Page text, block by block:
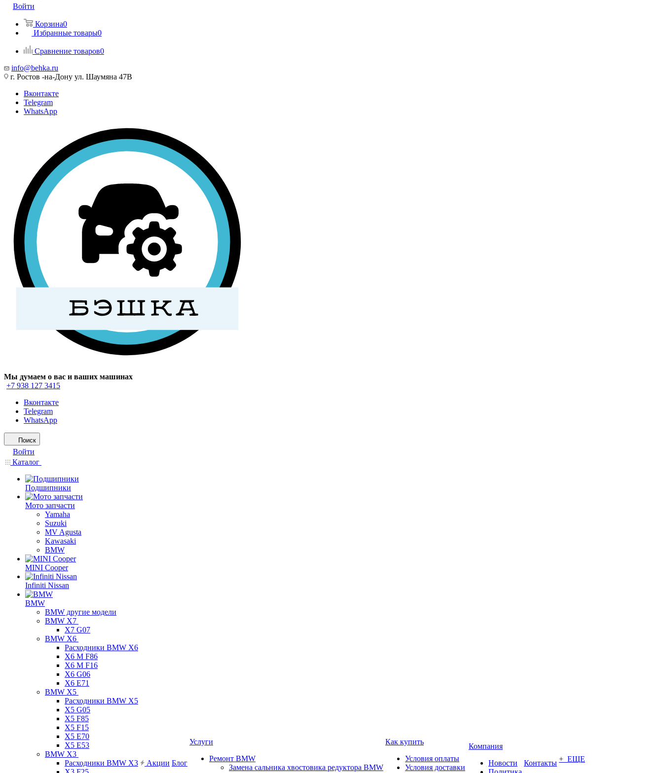
Войти
Корзина0
Избранные товары0
Сравнение товаров0
info@behka.ru
г. Ростов -на-Дону ул. Шаумяна 47В
Вконтакте
Telegram
WhatsApp
Мы думаем о вас и ваших машинах
+7 938 127 3415
Вконтакте
Telegram
WhatsApp
Поиск
Войти
Каталог
Подшипники
Мото запчасти
Yamaha
Suzuki
MV Agusta
Kawasaki
BMW
MINI Cooper
Infiniti Nissan
BMW
BMW другие модели
BMW X7
X7 G07
BMW X6
Расходники BMW X6
X6 M F86
X6 M F16
X6 G06
X6 E71
BMW X5
Расходники BMW X5
X5 G05
X5 F85
X5 F15
X5 E70
X5 E53
BMW X3
Расходники BMW X3
Акции Блог
Услуги
Ремонт BMW
Замена сальника хвостовика редуктора BMW
Как купить
Условия оплаты
Условия доставки
Компания
Новости
Контакты + ЕЩЕ